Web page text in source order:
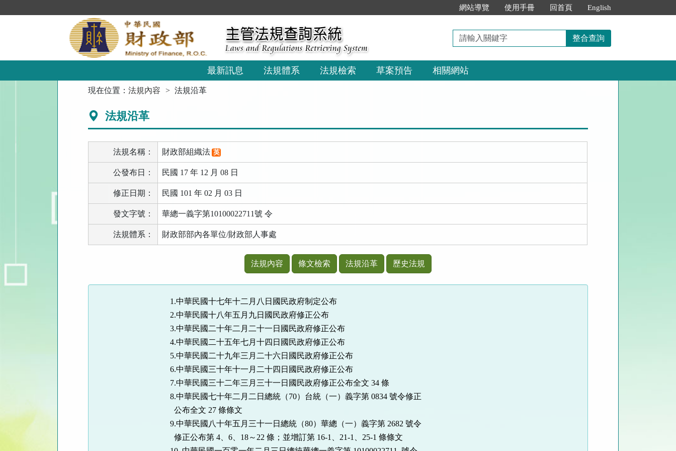
到
網站導覽 使用手冊 回首頁 English
請
輸
入
關
鍵
整合查詢
最新訊息 法規體系 法規檢索 草案預告 相關網站
現在位置：法規內容 法規沿革
法規沿革
法規名稱： 財政部組織法 英
公發布日： 民國 17 年 12 月 08 日
修正日期： 民國 101 年 02 月 03 日
發文字號： 華總一義字第10100022711號 令
法規體系： 財政部部內各單位/財政部人事處
功
法規內容 條文檢索 法規沿革 歷史法規
1.中華民國十七年十二月八日國民政府制定公布
2.中華民國十八年五月九日國民政府修正公布
3.中華民國二十年二月二十一日國民政府修正公布
4.中華民國二十五年七月十四日國民政府修正公布
5.中華民國二十九年三月二十六日國民政府修正公布
6.中華民國三十年十一月二十四日國民政府修正公布
7.中華民國三十二年三月三十一日國民政府修正公布全文 34 條
8.中華民國七十年二月二日總統（70）台統（一）義字第 0834 號令修正
公布全文 27 條條文
9.中華民國八十年五月三十一日總統（80）華總（一）義字第 2682 號令
修正公布第 4、6、18～22 條；並增訂第 16-1、21-1、25-1 條條文